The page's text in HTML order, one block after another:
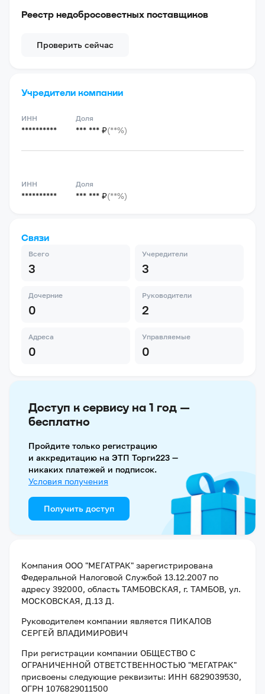
Реестр недобросовестных поставщиков
Проверить сейчас
Учредители компании
ИНН
**********
Доля
*** *** ₽(**%)
ИНН
**********
Доля
*** *** ₽(**%)
Связи
Всего
3
Учередители
3
Дочерние
0
Руководители
2
Адреса
0
Управляемые
0
Доступ к сервису на 1 год —
бесплатно
Пройдите только регистрацию
и аккредитацию на ЭТП Торги223 —
никаких платежей и подписок.
Условия получения
Получить доступ
Компания ООО "МЕГАТРАК" зарегистрирована
Федеральной Налоговой Службой 13.12.2007 по
адресу 392000, область ТАМБОВСКАЯ, г. ТАМБОВ, ул.
МОСКОВСКАЯ, Д.13 Д.
Руководителем компании является ПИКАЛОВ
СЕРГЕЙ ВЛАДИМИРОВИЧ
При регистрации компании ОБЩЕСТВО С
ОГРАНИЧЕННОЙ ОТВЕТСТВЕННОСТЬЮ "МЕГАТРАК"
присвоены следующие реквизиты: ИНН 6829039530,
ОГРН 1076829011500